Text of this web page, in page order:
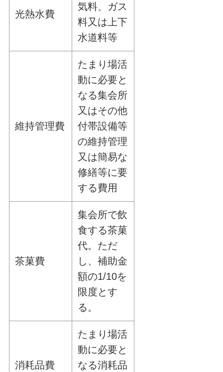
光熱水費
気料、ガス
料又は上下
水道料等
維持管理費
たまり場活
動に必要と
なる集会所
又はその他
付帯設備等
の維持管理
又は簡易な
修繕等に要
する費用
茶菓費
集会所で飲
食する茶菓
代。ただ
し、補助金
額の1/10を
限度とす
る。
消耗品費
たまり場活
動に必要と
なる消耗品